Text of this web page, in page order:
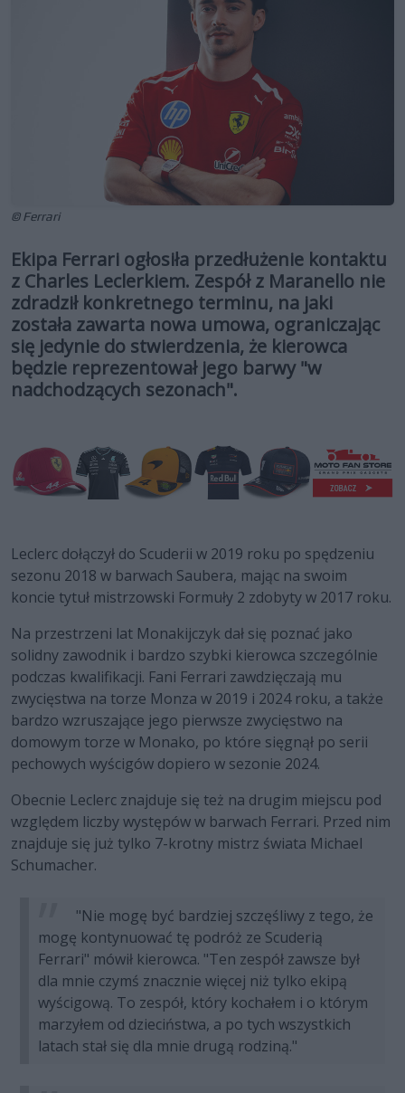
© Ferrari
Ekipa Ferrari ogłosiła przedłużenie kontaktu
z Charles Leclerkiem. Zespół z Maranello nie
zdradził konkretnego terminu, na jaki
została zawarta nowa umowa, ograniczając
się jedynie do stwierdzenia, że kierowca
będzie reprezentował jego barwy "w
nadchodzących sezonach".
Leclerc dołączył do Scuderii w 2019 roku po spędzeniu
sezonu 2018 w barwach Saubera, mając na swoim
koncie tytuł mistrzowski Formuły 2 zdobyty w 2017 roku.
Na przestrzeni lat Monakijczyk dał się poznać jako
solidny zawodnik i bardzo szybki kierowca szczególnie
podczas kwalifikacji. Fani Ferrari zawdzięczają mu
zwycięstwa na torze Monza w 2019 i 2024 roku, a także
bardzo wzruszające jego pierwsze zwycięstwo na
domowym torze w Monako, po które sięgnął po serii
pechowych wyścigów dopiero w sezonie 2024.
Obecnie Leclerc znajduje się też na drugim miejscu pod
względem liczby występów w barwach Ferrari. Przed nim
znajduje się już tylko 7-krotny mistrz świata Michael
Schumacher.
"Nie mogę być bardziej szczęśliwy z tego, że
mogę kontynuować tę podróż ze Scuderią
Ferrari" mówił kierowca. "Ten zespół zawsze był
dla mnie czymś znacznie więcej niż tylko ekipą
wyścigową. To zespół, który kochałem i o którym
marzyłem od dzieciństwa, a po tych wszystkich
latach stał się dla mnie drugą rodziną."